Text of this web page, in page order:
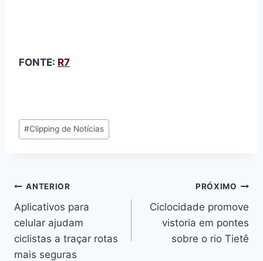
FONTE: R7
Tags
do
#Clipping de Notícias
Navegação
de
Post
ANTERIOR
Aplicativos para
celular ajudam
ciclistas a traçar rotas
mais seguras
PRÓXIMO
Ciclocidade promove
vistoria em pontes
sobre o rio Tietê